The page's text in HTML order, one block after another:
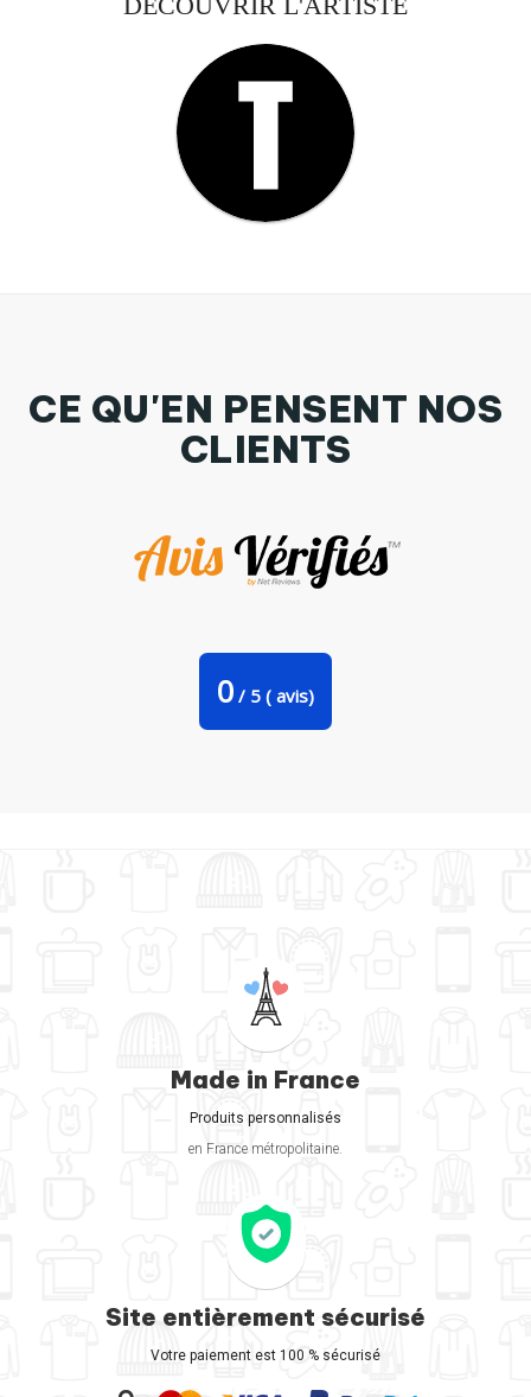
CE QU'EN PENSENT NOS
CLIENTS
0 / 5 ( avis)
Made in France
Produits personnalisés
en France métropolitaine.
Site entièrement sécurisé
Votre paiement est 100 % sécurisé